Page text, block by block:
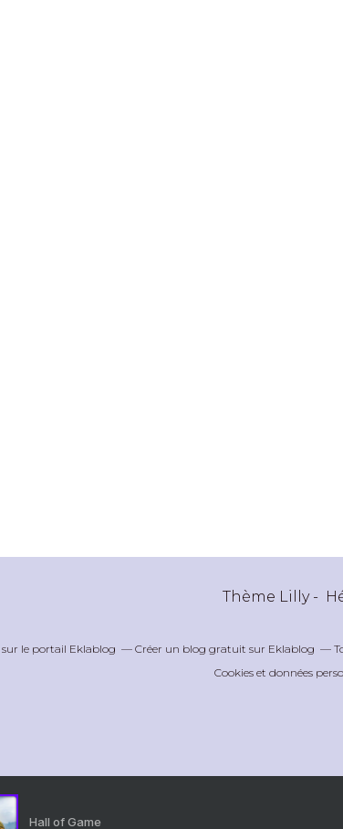
Thème Lilly -
sur le portail Eklablog Créer un blog gratuit sur Eklablog
Cookies et données
Hall of Game